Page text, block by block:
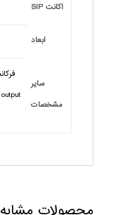
اکانت SIP
ابعاد
سایر
مشخصات